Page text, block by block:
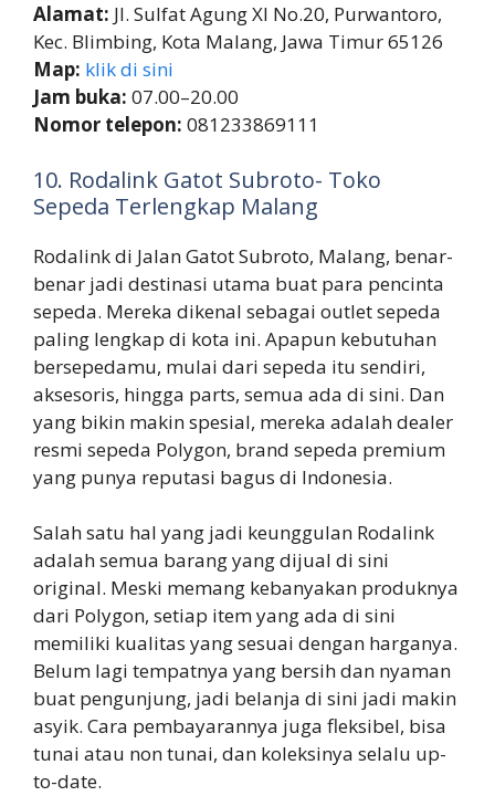
Alamat: Jl. Sulfat Agung XI No.20, Purwantoro,
Kec. Blimbing, Kota Malang, Jawa Timur 65126
Map: klik di sini
Jam buka: 07.00–20.00
Nomor telepon: 081233869111
10. Rodalink Gatot Subroto- Toko
Sepeda Terlengkap Malang
Rodalink di Jalan Gatot Subroto, Malang, benar-
benar jadi destinasi utama buat para pencinta
sepeda. Mereka dikenal sebagai outlet sepeda
paling lengkap di kota ini. Apapun kebutuhan
bersepedamu, mulai dari sepeda itu sendiri,
aksesoris, hingga parts, semua ada di sini. Dan
yang bikin makin spesial, mereka adalah dealer
resmi sepeda Polygon, brand sepeda premium
yang punya reputasi bagus di Indonesia.
Salah satu hal yang jadi keunggulan Rodalink
adalah semua barang yang dijual di sini
original. Meski memang kebanyakan produknya
dari Polygon, setiap item yang ada di sini
memiliki kualitas yang sesuai dengan harganya.
Belum lagi tempatnya yang bersih dan nyaman
buat pengunjung, jadi belanja di sini jadi makin
asyik. Cara pembayarannya juga fleksibel, bisa
tunai atau non tunai, dan koleksinya selalu up-
to-date.